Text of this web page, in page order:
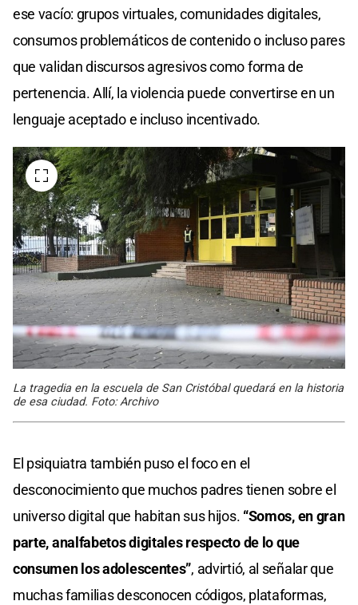
ese vacío: grupos virtuales, comunidades digitales,
consumos problemáticos de contenido o incluso pares
que validan discursos agresivos como forma de
pertenencia. Allí, la violencia puede convertirse en un
lenguaje aceptado e incluso incentivado.
La tragedia en la escuela de San Cristóbal quedará en la historia
de esa ciudad. Foto: Archivo
El psiquiatra también puso el foco en el
desconocimiento que muchos padres tienen sobre el
universo digital que habitan sus hijos. “Somos, en gran
parte, analfabetos digitales respecto de lo que
consumen los adolescentes”, advirtió, al señalar que
muchas familias desconocen códigos, plataformas,